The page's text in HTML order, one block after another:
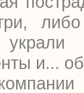
либо
и...